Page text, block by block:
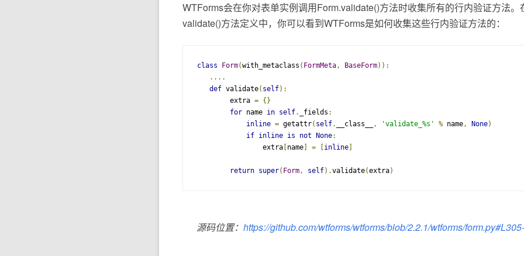
WTForms会在你对表单实例调用Form.validate()方法时收集所有的行内验证方法。
validate()方法定义中，你可以看到WTForms是如何收集这些行内验证方法的：
class Form(with_metaclass ( FormMeta, BaseForm)):
....
def validate( self):
        extra
= {}
for name in self. _fields :
inline = getattr( self. __class__ , 'validate_%s' % name, None)
if inline is not None:
                extra
name = inline
return super( Form, self).validate(extra)
源码位置： https://github.com/wtforms/wtforms/blob/2.2.1/wtforms/